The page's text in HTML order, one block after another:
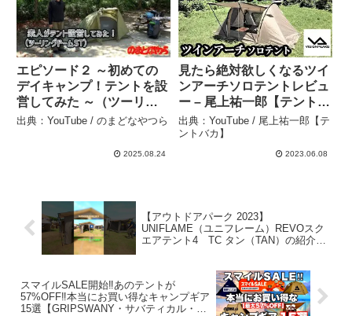
エピソード２ ～初めての
デイキャンプ！テントを設
営してみた ～（ツーリン
グドームST） – のまどな
出典：YouTube / のまどなやつら
2025.08.24
見たら絶対欲しくなるツイ
ンアーチソロテントレビュ
ー – 尾上祐一郎【テントバ
カ】
出典：YouTube / 尾上祐一郎【テ
ントバカ】
2023.06.08
【アウトドアパーク 2023】
UNIFLAME（ユニフレーム）REVOスク
エアテント4 TC タン（TAN）の紹介
スマイルSALE開始‼︎あのテントが
57%OFF‼️本当にお買い得なキャンプギア
15選【GRIPSWANY・サバティカル・